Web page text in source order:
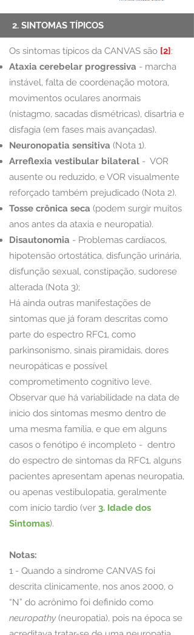
2. SINTOMAS TÍPICOS
Os sintomas típicos da CANVAS são [2]:
Ataxia cerebelar progressiva - marcha
instável, falta de coordenação motora,
movimentos oculares anormais
(nistagmo, sacadas dismétricas), disartria e
disfagia (em fases mais avançadas).
Neuronopatia sensitiva (Nota 1).
Arreflexia vestibular bilateral - VOR
ausente ou reduzido, e VOR visualmente
reforçado também prejudicado (Nota 2).
Tosse crônica seca (podem surgir muitos
anos antes da ataxia e neuropatia).
Disautonomia - Problemas cardíacos,
hipotensão ortostática, disfunção urinária,
disfunção sexual, constipação, sudorese
alterada (Nota 3);
Há ainda outras manifestações de
sintomas que já foram descritas como
parte do espectro RFC1, como
parkinsonismo, sinais piramidais, dores
neuropáticas e possível
comprometimento cognitivo leve.
Observar que há variabilidade na data de
início dos sintomas mesmo dentro de
uma mesma família, e que em alguns
casos o fenótipo é incompleto - dentro
do espectro de sintomas da RFC1, alguns
pacientes apresentam apenas neuropatia,
ou apenas vestibulopatia, geralmente
com início tardio (ver 3. Idade dos
Sintomas).
Notas:
1 - Quando a síndrome CANVAS foi
descrita clinicamente, nos anos 2000, o
“N” do acrônimo foi definido como
neuropathy(neuropatia), pois na época se